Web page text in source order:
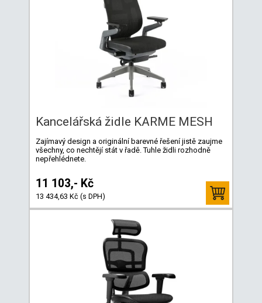
Kancelářská židle KARME MESH
Zajímavý design a originální barevné řešení jistě zaujme
všechny, co nechtějí stát v řadě. Tuhle židli rozhodně
nepřehlédnete.
11 103,- Kč
13 434,63 Kč (s DPH)